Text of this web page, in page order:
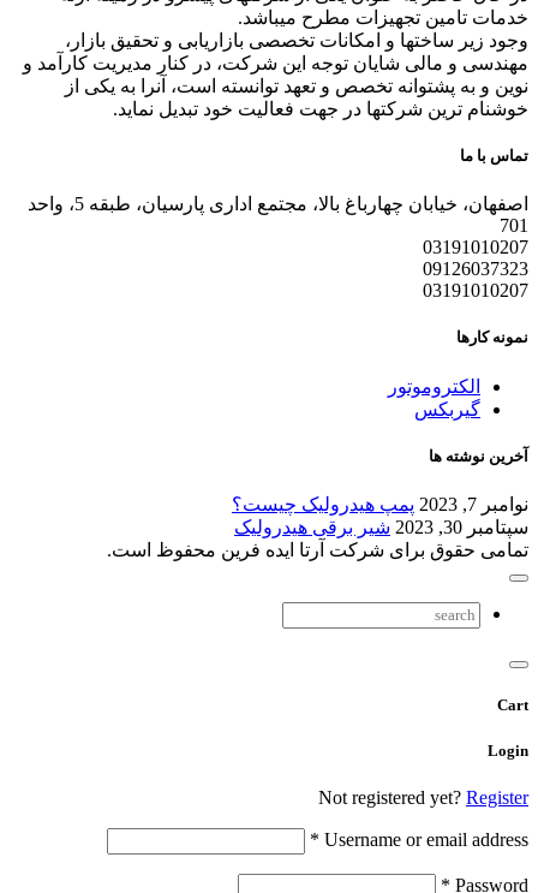
خدمات تامین تجهیزات مطرح میباشد.
وجود زیر ساختها و امکانات تخصصی بازاریابی و تحقیق بازار،
مهندسی و مالی شایان توجه این شرکت، در کنار مدیریت کارآمد و
نوین و به پشتوانه تخصص و تعهد توانسته است، آنرا به یکی از
خوشنام ترین شرکتها در جهت فعالیت خود تبدیل نماید.
تماس با ما
اصفهان، خیابان چهارباغ بالا، مجتمع اداری پارسیان، طبقه 5، واحد
701
03191010207
09126037323
03191010207
نمونه کارها
الکتروموتور
گیربکس
آخرین نوشته ها
نوامبر 7, 2023
پمپ هیدرولیک چیست؟
سپتامبر 30, 2023
شیر برقی هیدرولیک
تمامی حقوق برای شرکت آرتا ایده فرین محفوظ است.
Cart
Login
Not registered yet? Register
Username or email address
*
Password
*